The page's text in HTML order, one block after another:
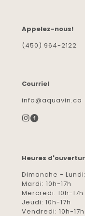
Appelez-nous!
(450) 964-2122
Courriel
info@aquavin.ca
Heures
Dimanche -
Mardi: 10h-17h
Mercredi: 10h-17h
Jeudi: 10h-17h
Vendredi: 10h-17h